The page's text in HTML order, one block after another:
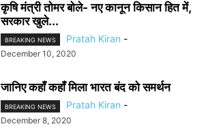
कृषि मंत्री तोमर बोले- नए कानून किसान हित में,
सरकार खुले...
BREAKING NEWS Pratah Kiran -
December 10, 2020
जानिए कहाँ कहाँ मिला भारत बंद को समर्थन
BREAKING NEWS Pratah Kiran -
December 8, 2020